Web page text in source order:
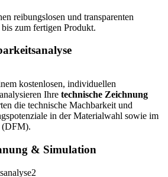
reibungslosen und transparenten
zum fertigen Produkt.
kostenlosen, individuellen
Ihre technische Zeichnung
die technische Machbarkeit und
in der Materialwahl sowie im
(DFM).
& Simulation